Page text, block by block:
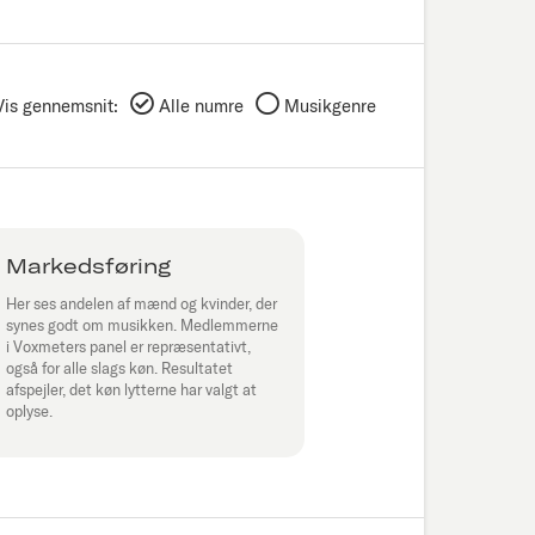
gennemsnit: Alle numre Musikgenre
Markedsføring
Her ses andelen af mænd og kvinder, der
synes godt om musikken. Medlemmerne
i Voxmeters panel er repræsentativt,
også for alle slags køn. Resultatet
afspejler, det køn lytterne har valgt at
oplyse.